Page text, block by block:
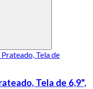
Tela de 6,9",